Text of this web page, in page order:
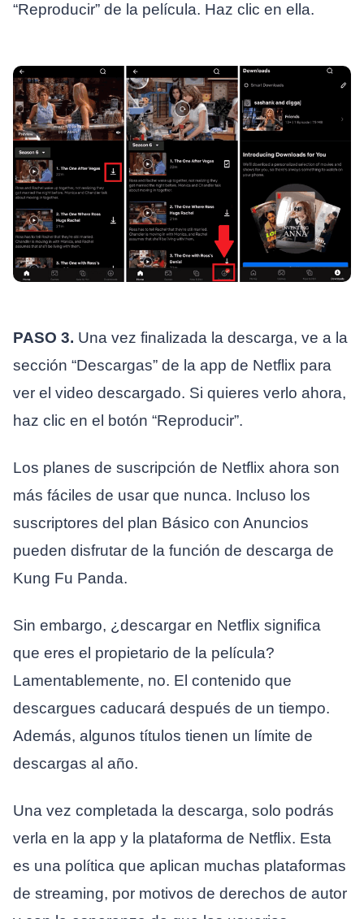
“Reproducir” de la película. Haz clic en ella.
PASO 3. Una vez finalizada la descarga, ve a la
sección “Descargas” de la app de Netflix para
ver el video descargado. Si quieres verlo ahora,
haz clic en el botón “Reproducir”.
Los planes de suscripción de Netflix ahora son
más fáciles de usar que nunca. Incluso los
suscriptores del plan Básico con Anuncios
pueden disfrutar de la función de descarga de
Kung Fu Panda.
Sin embargo, ¿descargar en Netflix significa
que eres el propietario de la película?
Lamentablemente, no. El contenido que
descargues caducará después de un tiempo.
Además, algunos títulos tienen un límite de
descargas al año.
Una vez completada la descarga, solo podrás
verla en la app y la plataforma de Netflix. Esta
es una política que aplican muchas plataformas
de streaming, por motivos de derechos de autor